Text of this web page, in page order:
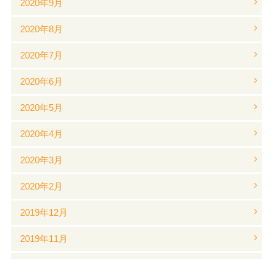
2020年9月
2020年8月
2020年7月
2020年6月
2020年5月
2020年4月
2020年3月
2020年2月
2019年12月
2019年11月